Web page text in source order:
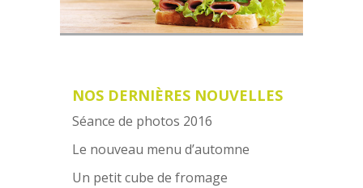
NOS DERNIÈRES NOUVELLES
Séance de photos 2016
Le nouveau menu d’automne
Un petit cube de fromage